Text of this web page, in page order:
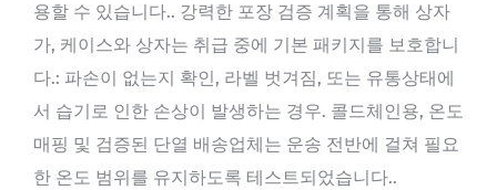
용할 수 있습니다.. 강력한 포장 검증 계획을 통해 상자
가, 케이스와 상자는 취급 중에 기본 패키지를 보호합니
다.: 파손이 없는지 확인, 라벨 벗겨짐, 또는 유통상태에
서 습기로 인한 손상이 발생하는 경우. 콜드체인용, 온도
매핑 및 검증된 단열 배송업체는 운송 전반에 걸쳐 필요
한 온도 범위를 유지하도록 테스트되었습니다..